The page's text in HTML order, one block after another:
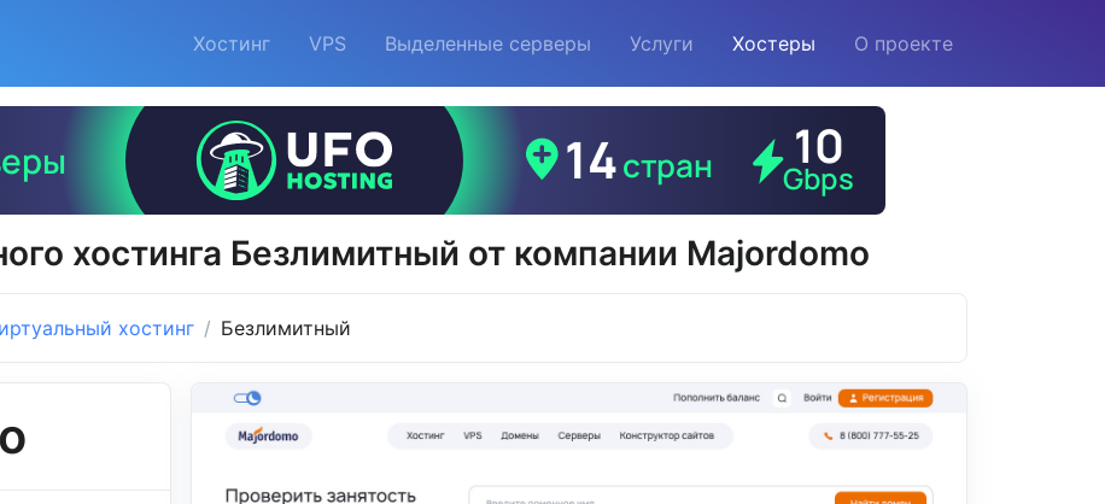
Хостинг VPS Выделенные серверы Услуги Хостеры О проекте
хостинга Безлимитный от компании Majordomo
хостинг Безлимитный